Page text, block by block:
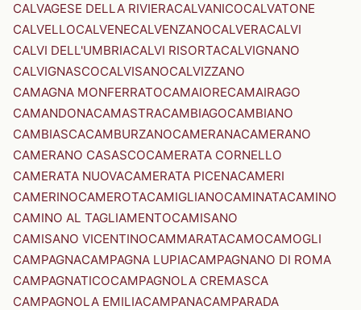
CALVAGESE DELLA RIVIERACALVANICOCALVATONE
CALVELLOCALVENECALVENZANOCALVERACALVI
CALVI DELL'UMBRIACALVI RISORTACALVIGNANO
CALVIGNASCOCALVISANOCALVIZZANO
CAMAGNA MONFERRATOCAMAIORECAMAIRAGO
CAMANDONACAMASTRACAMBIAGOCAMBIANO
CAMBIASCACAMBURZANOCAMERANACAMERANO
CAMERANO CASASCOCAMERATA CORNELLO
CAMERATA NUOVACAMERATA PICENACAMERI
CAMERINOCAMEROTACAMIGLIANOCAMINATACAMINO
CAMINO AL TAGLIAMENTOCAMISANO
CAMISANO VICENTINOCAMMARATACAMOCAMOGLI
CAMPAGNACAMPAGNA LUPIACAMPAGNANO DI ROMA
CAMPAGNATICOCAMPAGNOLA CREMASCA
CAMPAGNOLA EMILIACAMPANACAMPARADA